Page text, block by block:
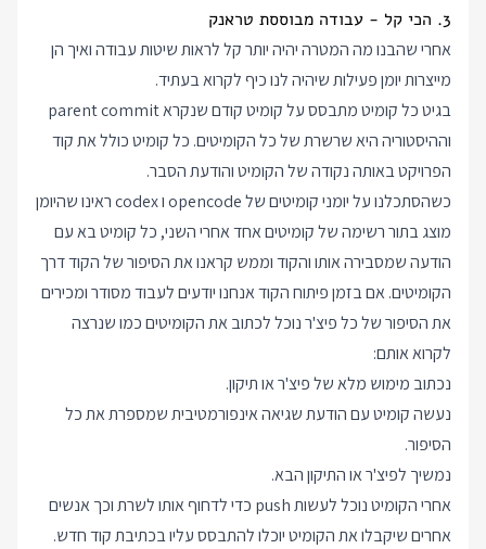
3. הכי קל - עבודה מבוססת טראנק
אחרי שהבנו מה המטרה יהיה יותר קל לראות שיטות עבודה ואיך הן
מייצרות יומן פעילות שיהיה לנו כיף לקרוא בעתיד.
בגיט כל קומיט מתבסס על קומיט קודם שנקרא parent commit
וההיסטוריה היא שרשרת של כל הקומיטים. כל קומיט כולל את קוד
הפרויקט באותה נקודה של הקומיט והודעת הסבר.
כשהסתכלנו על יומני קומיטים של opencode ו codex ראינו שהיומן
מוצג בתור רשימה של קומיטים אחד אחרי השני, כל קומיט בא עם
הודעה שמסבירה אותו והקוד וממש קראנו את הסיפור של הקוד דרך
הקומיטים. אם בזמן פיתוח הקוד אנחנו יודעים לעבוד מסודר ומכירים
את הסיפור של כל פיצ'ר נוכל לכתוב את הקומיטים כמו שנרצה
לקרוא אותם:
נכתוב מימוש מלא של פיצ'ר או תיקון.
נעשה קומיט עם הודעת שגיאה אינפורמטיבית שמספרת את כל
הסיפור.
נמשיך לפיצ'ר או התיקון הבא.
אחרי הקומיט נוכל לעשות push כדי לדחוף אותו לשרת וכך אנשים
אחרים שיקבלו את הקומיט יוכלו להתבסס עליו בכתיבת קוד חדש.